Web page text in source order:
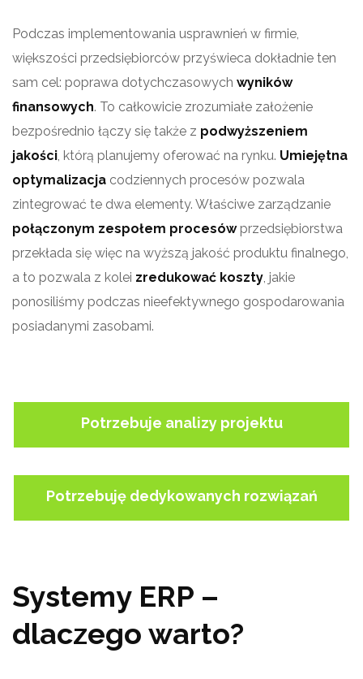
Podczas implementowania usprawnień w firmie,
większości przedsiębiorców przyświeca dokładnie ten
sam cel: poprawa dotychczasowych wyników
finansowych. To całkowicie zrozumiałe założenie
bezpośrednio łączy się także z podwyższeniem
jakości, którą planujemy oferować na rynku. Umiejętna
optymalizacja codziennych procesów pozwala
zintegrować te dwa elementy. Właściwe zarządzanie
połączonym zespołem procesówprzedsiębiorstwa
przekłada się więc na wyższą jakość produktu finalnego,
a to pozwala z kolei zredukować koszty, jakie
ponosiliśmy podczas nieefektywnego gospodarowania
posiadanymi zasobami.
Potrzebuje analizy projektu
Potrzebuję dedykowanych rozwiązań
Systemy ERP –
dlaczego warto?